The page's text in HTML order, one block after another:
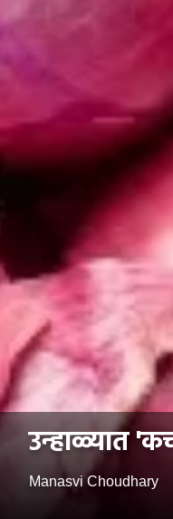
उन्हाळ्यात
Manasvi Choudhary